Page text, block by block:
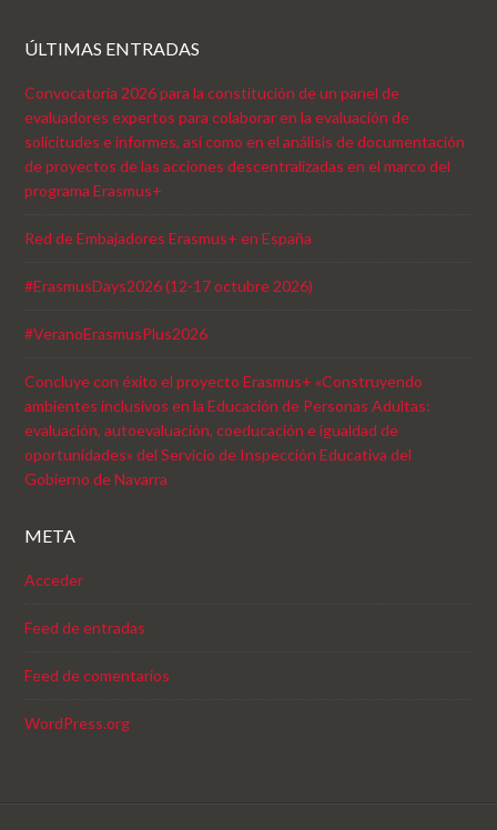
ÚLTIMAS ENTRADAS
Convocatoria 2026 para la constitución de un panel de
evaluadores expertos para colaborar en la evaluación de
solicitudes e informes, así como en el análisis de documentación
de proyectos de las acciones descentralizadas en el marco del
programa Erasmus+
Red de Embajadores Erasmus+ en España
#ErasmusDays2026 (12-17 octubre 2026)
#VeranoErasmusPlus2026
Concluye con éxito el proyecto Erasmus+ «Construyendo
ambientes inclusivos en la Educación de Personas Adultas:
evaluación, autoevaluación, coeducación e igualdad de
oportunidades» del Servicio de Inspección Educativa del
Gobierno de Navarra
META
Acceder
Feed de entradas
Feed de comentarios
WordPress.org